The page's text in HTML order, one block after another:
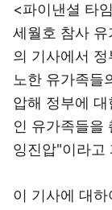
<파이낸셜 타
세월호 참사
의 기사에서
노한 유가족들
압해 정부에
인 유가족들을
잉진압"이라고
이 기사에 대